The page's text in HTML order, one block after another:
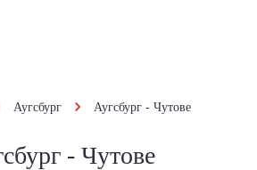
Аугсбург Аугсбург - Чутове
- Чутове